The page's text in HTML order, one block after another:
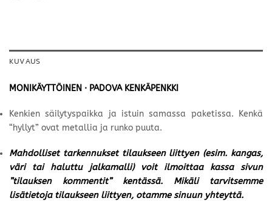
KUVAUS
MONIKÄYTTÖINEN · PADOVA KENKÄPENKKI
Kenkien säilytyspaikka ja istuin samassa paketissa. Kenkä
“hyllyt” ovat metallia ja runko puuta.
Mahdolliset tarkennukset tilaukseen liittyen (esim. kangas,
väri tai haluttu jalkamalli) voit ilmoittaa kassa sivun
”tilauksen kommentit” kentässä. Mikäli tarvitsemme
lisätietoja tilaukseen liittyen, otamme sinuun yhteyttä.